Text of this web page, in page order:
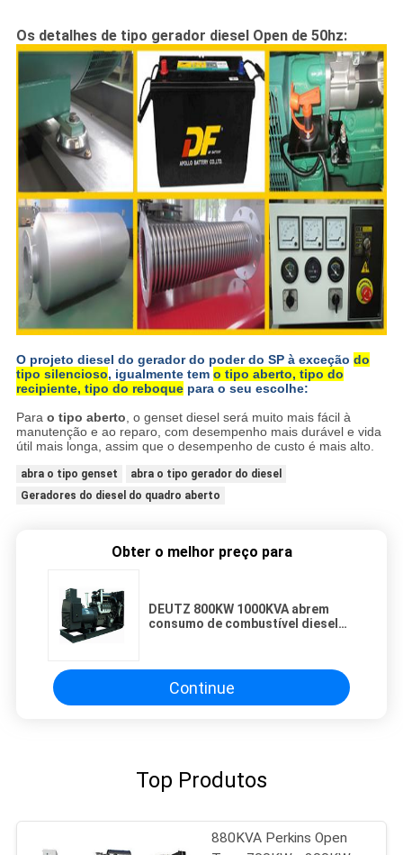
Os detalhes de tipo gerador diesel Open de 50hz:
O projeto diesel do gerador do poder do SP à exceção do
tipo silencioso, igualmente tem o tipo aberto, tipo do
recipiente, tipo do reboquepara o seu escolhe:
Para o tipo aberto, o genset diesel será muito mais fácil à
manutenção e ao reparo, com desempenho mais durável e vida
útil mais longa, assim que o desempenho de custo é mais alto.
abra o tipo genset
abra o tipo gerador do diesel
Geradores do diesel do quadro aberto
Obter o melhor preço para
DEUTZ 800KW 1000KVA abrem
consumo de combustível diesel
Continue
Top Produtos
880KVA Perkins Open